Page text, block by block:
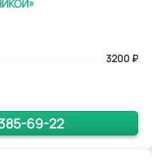
3200 ₽
69-22